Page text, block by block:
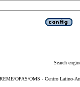
Search
OPAS/OMS - Centro Latino-